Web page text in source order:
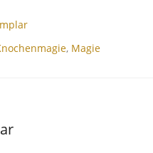
, Magie